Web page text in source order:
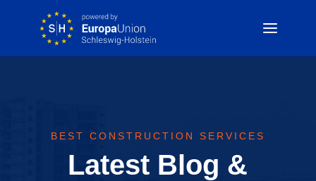
BEST CONSTRUCTION SERVICES
Latest Blog &